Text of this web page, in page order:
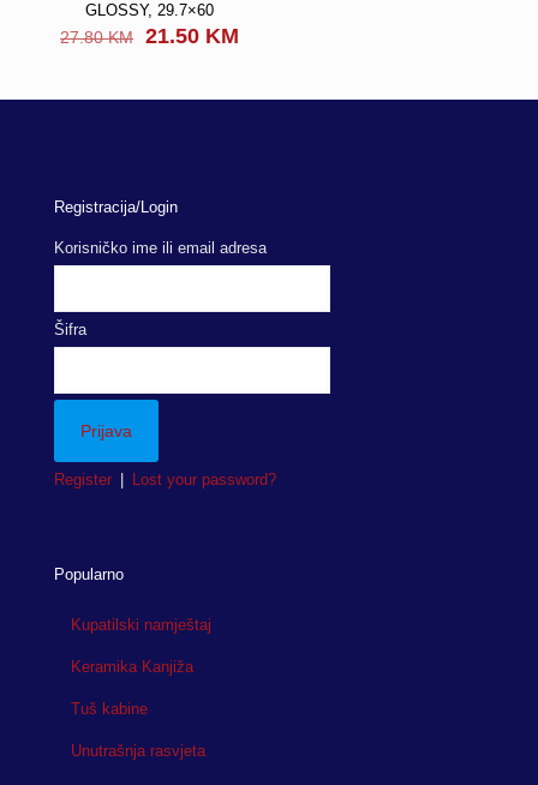
GLOSSY, 29.7×60
27.80KM
Original
27.80 KM.
21.50 KM
21.50 KM.
Registracija/Login
Korisničko ime ili email adresa
Šifra
Register Lost your password?
Popularno
Kupatilski namještaj
Keramika Kanjiža
Tuš kabine
Unutrašnja rasvjeta